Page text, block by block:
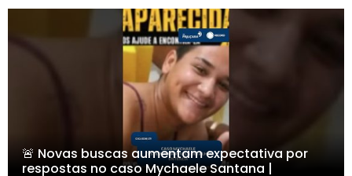
🚨 Novas buscas aumentam expectativa por
respostas no caso Mychaele Santana |